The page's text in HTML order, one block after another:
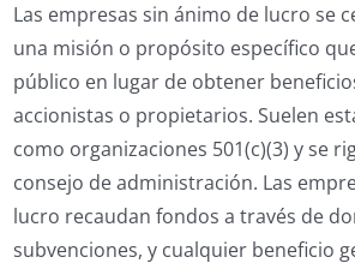
Las empresas sin ánimo de lucro se
una misión o propósito específico
público en lugar de obtener
accionistas o propietarios. Suelen
como organizaciones 501(c)(3) y se
consejo de administración. Las
lucro recaudan fondos a través de
subvenciones, y cualquier beneficio